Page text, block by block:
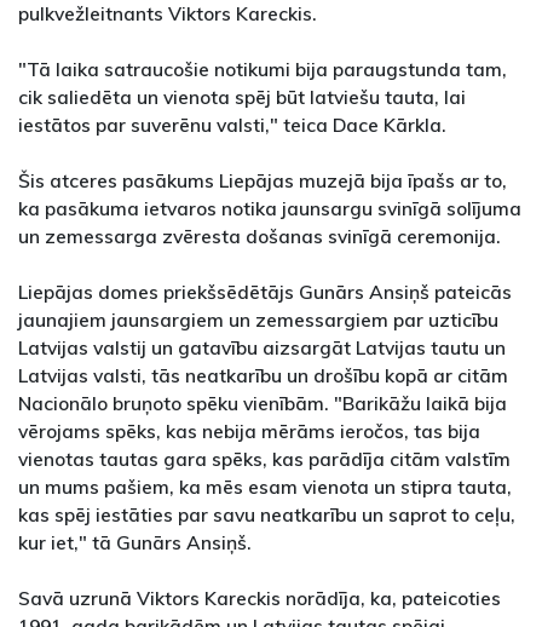
pulkvežleitnants Viktors Kareckis.
"Tā laika satraucošie notikumi bija paraugstunda tam,
cik saliedēta un vienota spēj būt latviešu tauta, lai
iestātos par suverēnu valsti," teica Dace Kārkla.
Šis atceres pasākums Liepājas muzejā bija īpašs ar to,
ka pasākuma ietvaros notika jaunsargu svinīgā solījuma
un zemessarga zvēresta došanas svinīgā ceremonija.
Liepājas domes priekšsēdētājs Gunārs Ansiņš pateicās
jaunajiem jaunsargiem un zemessargiem par uzticību
Latvijas valstij un gatavību aizsargāt Latvijas tautu un
Latvijas valsti, tās neatkarību un drošību kopā ar citām
Nacionālo bruņoto spēku vienībām. "Barikāžu laikā bija
vērojams spēks, kas nebija mērāms ieročos, tas bija
vienotas tautas gara spēks, kas parādīja citām valstīm
un mums pašiem, ka mēs esam vienota un stipra tauta,
kas spēj iestāties par savu neatkarību un saprot to ceļu,
kur iet," tā Gunārs Ansiņš.
Savā uzrunā Viktors Kareckis norādīja, ka, pateicoties